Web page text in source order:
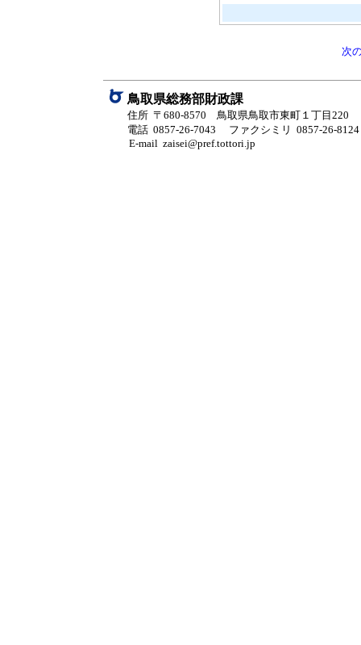
次
鳥取県総務部財政課
住所 〒680-8570 鳥取県鳥取市東町１丁目220
電話 0857-26-7043
ファクシミリ 0857-26-8124
E-mail zaisei@pref.tottori.jp